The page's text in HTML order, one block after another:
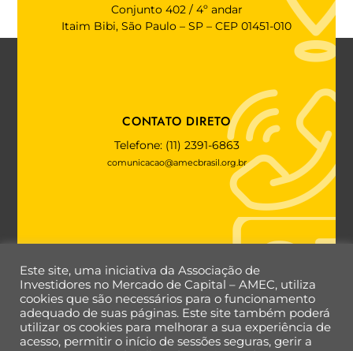
Conjunto 402 / 4º andar
Itaim Bibi, São Paulo – SP – CEP 01451-010
CONTATO DIRETO
Telefone: (11) 2391-6863
comunicacao@amecbrasil.org.br
Back
To
Este site, uma iniciativa da Associação de
Investidores no Mercado de Capital – AMEC, utiliza
cookies que são necessários para o funcionamento
adequado de suas páginas. Este site também poderá
utilizar os cookies para melhorar a sua experiência de
acesso, permitir o início de sessões seguras, gerir a